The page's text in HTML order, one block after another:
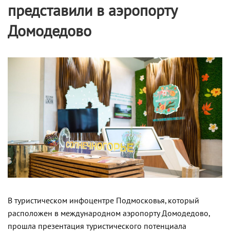
представили в аэропорту
Домодедово
В туристическом инфоцентре Подмосковья, который
расположен в международном аэропорту Домодедово,
прошла презентация туристического потенциала